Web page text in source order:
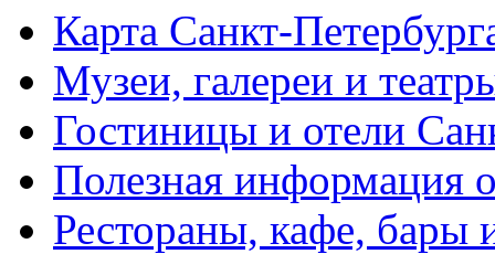
Карта Санкт-
Музеи, галереи и
Гостиницы и отели
Полезная информация
Рестораны, кафе, бары